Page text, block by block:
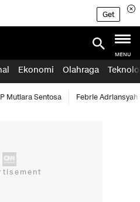
Get
MENU
Ekonomi Olahraga
Mutiara Sentosa Febrie Adriansyah